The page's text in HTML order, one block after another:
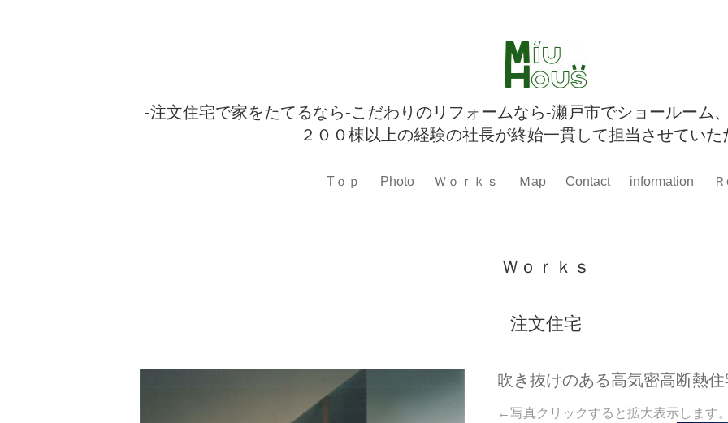
-注文住宅で家をたてるなら-こだわりのリフォームなら-瀬戸市でショールーム
２００棟以上の経験の社長が終始一貫して担当させていた
Tｏｐ Photo Ｗｏｒｋｓ Ｍap Contact information
Ｗｏｒｋｓ
注文住宅
吹き抜けのある高気密高断熱住
←写真クリックすると拡大表示します